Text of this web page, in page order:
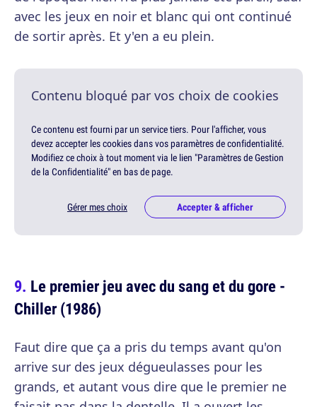
avec les jeux en noir et blanc qui ont continué
de sortir après. Et y'en a eu plein.
Contenu bloqué par vos choix de cookies
Ce contenu est fourni par un service tiers. Pour l'afficher, vous
devez accepter les cookies dans vos paramètres de confidentialité.
Modifiez ce choix à tout moment via le lien "Paramètres de Gestion
de la Confidentialité" en bas de page.
Gérer mes choix Accepter & afficher
Le premier jeu avec du sang et du gore -
Chiller (1986)
Faut dire que ça a pris du temps avant qu'on
arrive sur des jeux dégueulasses pour les
grands, et autant vous dire que le premier ne